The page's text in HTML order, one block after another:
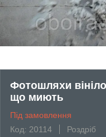
Фотошляхи
що миють
Під замовлення
Код: 20114
Роздріб